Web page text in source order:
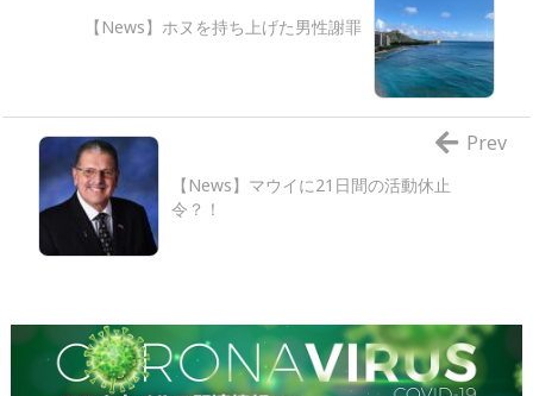
【News】ホヌを持ち上げた男性謝罪
【News】マウイに21日間の活動休止
令？！
Prev